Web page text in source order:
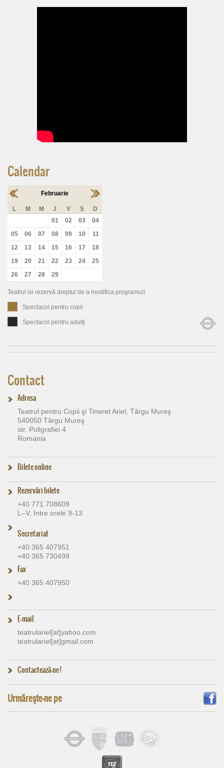
Calendar
Februarie
L M M J V S
D
01
02 03
04
05
06 07 08 09 10
11
12
13 14 15 16 17
18
19
20 21 22 23 24
25
26
27 28 29
Teatrul isi rezervă dreptul de a modifica programul!
Spectacol pentru copii
Spectacol pentru adulţi
Contact
Adresa
Teatrul pentru Copii şi Tineret Ariel, Târgu Mureş
540050 Târgu Mureş
str. Poligrafiei 4
Romania
Bilete online
Rezervări bilete
+40 771 708609
L–V, între orele 9-13
Secretariat
+40 365 407951
+40 365 730499
Fax
+40 365 407950
E-mail
teatrulariel[at]​yahoo.com
teatrulariel[at]​gmail.com
Contactează-ne !
Urmăreşte-ne pe